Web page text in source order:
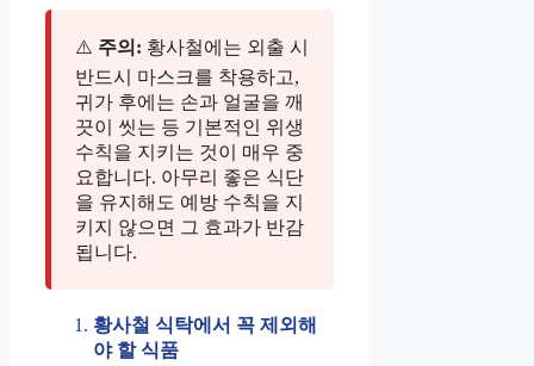
⚠️ 주의: 황사철에는 외출 시
반드시 마스크를 착용하고,
귀가 후에는 손과 얼굴을 깨
끗이 씻는 등 기본적인 위생
수칙을 지키는 것이 매우 중
요합니다. 아무리 좋은 식단
을 유지해도 예방 수칙을 지
키지 않으면 그 효과가 반감
됩니다.
황사철 식탁에서 꼭 제외해
야 할 식품